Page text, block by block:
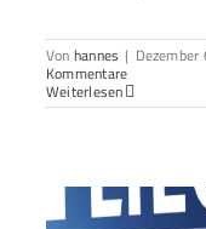
Von hannes |
Kommentare
Weiterlesen